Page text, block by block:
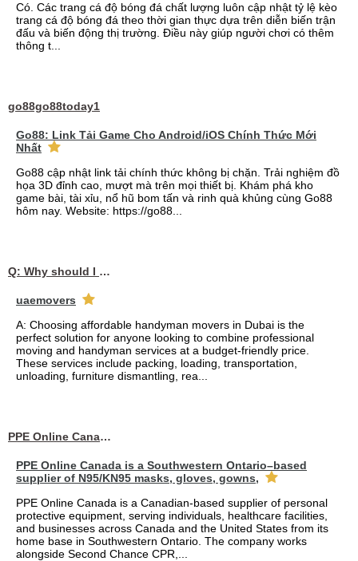
Có. Các trang cá độ bóng đá chất lượng luôn cập nhật tỷ lệ kèo
trang cá độ bóng đá theo thời gian thực dựa trên diễn biến trận
đấu và biến động thị trường. Điều này giúp người chơi có thêm
thông t...
go88go88today1
Go88: Link Tải Game Cho Android/iOS Chính Thức Mới
Nhất
Go88 cập nhật link tải chính thức không bị chặn. Trải nghiệm đồ
họa 3D đỉnh cao, mượt mà trên mọi thiết bị. Khám phá kho
game bài, tài xỉu, nổ hũ bom tấn và rinh quà khủng cùng Go88
hôm nay. Website: https://go88...
Q: Why should I choose affordable handyman movers in Dubai for my relocation and maintenance needs?
uaemovers
A: Choosing affordable handyman movers in Dubai is the
perfect solution for anyone looking to combine professional
moving and handyman services at a budget-friendly price.
These services include packing, loading, transportation,
unloading, furniture dismantling, rea...
PPE Online Canada – Bulk PPE Supplier | N95, Gloves, Masks & Medical Supplies
PPE Online Canada is a Southwestern Ontario–based
supplier of N95/KN95 masks, gloves, gowns,
PPE Online Canada is a Canadian-based supplier of personal
protective equipment, serving individuals, healthcare facilities,
and businesses across Canada and the United States from its
home base in Southwestern Ontario. The company works
alongside Second Chance CPR,...